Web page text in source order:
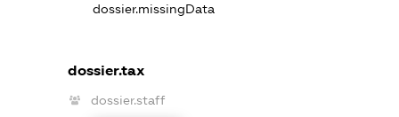
dossier.missingData
dossier.tax
dossier.staff